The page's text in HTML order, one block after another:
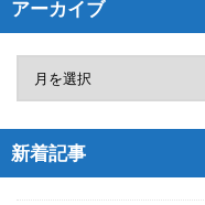
アーカイブ
新着記事